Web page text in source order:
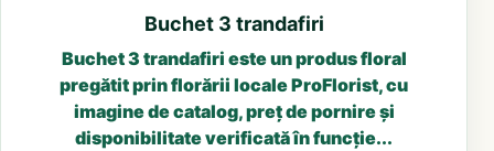
Buchet 3 trandafiri
Buchet 3 trandafiri este un produs floral
pregătit prin florării locale ProFlorist, cu
imagine de catalog, preț de pornire și
disponibilitate verificată în funcție...